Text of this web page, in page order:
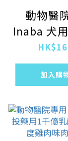
動物醫
Inaba 犬
理 雞柳
加入購